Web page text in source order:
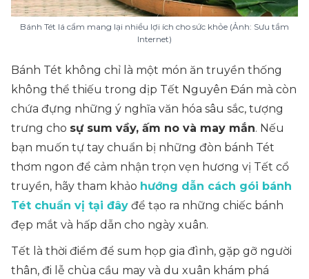
Bánh Tét lá cẩm mang lại nhiều lợi ích cho sức khỏe (Ảnh: Sưu tầm
Internet)
Bánh Tét không chỉ là một món ăn truyền thống
không thể thiếu trong dịp Tết Nguyên Đán mà còn
chứa đựng những ý nghĩa văn hóa sâu sắc, tượng
trưng cho sự sum vầy, ấm no và may mắn. Nếu
bạn muốn tự tay chuẩn bị những đòn bánh Tét
thơm ngon để cảm nhận trọn vẹn hương vị Tết cổ
truyền, hãy tham khảo hướng dẫn cách gói bánh
Tét chuẩn vị tại đây để tạo ra những chiếc bánh
đẹp mắt và hấp dẫn cho ngày xuân.
Tết là thời điểm để sum họp gia đình, gặp gỡ người
thân, đi lễ chùa cầu may và du xuân khám phá